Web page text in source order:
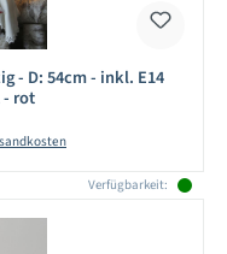
- D: 54cm - inkl. E14
- rot
Verfügbarkeit: